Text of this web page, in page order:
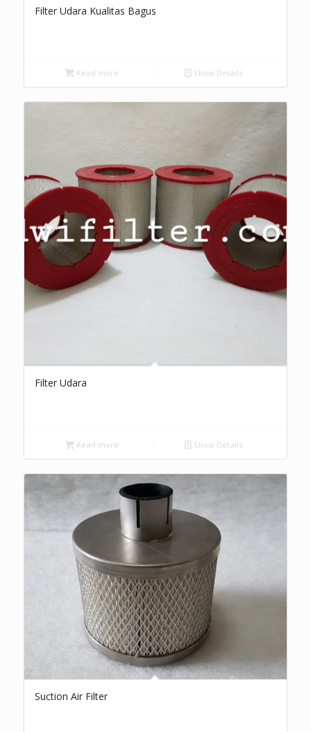
Filter Udara Kualitas Bagus
Read more Show Details
Filter Udara
Read more Show Details
Suction Air Filter